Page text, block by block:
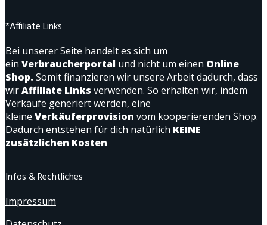
*Affiliate Links
Bei unserer Seite handelt es sich um
ein Verbraucherportal und nicht um einen Online
Shop. Somit finanzieren wir unsere Arbeit dadurch, dass
wirAffiliate Links verwenden. So erhalten wir, indem
Verkäufe generiert werden, eine
kleine Verkäuferprovision vom kooperierenden Shop.
Dadurch entstehen für dich natürlich KEINE
zusätzlichen Kosten
Infos & Rechtliches
Impressum